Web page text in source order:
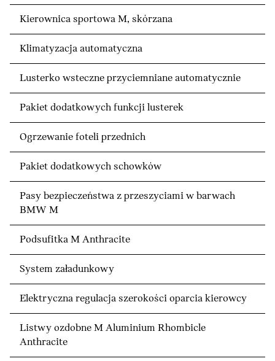
Kierownica sportowa M, skórzana
Klimatyzacja automatyczna
Lusterko wsteczne przyciemniane automatycznie
Pakiet dodatkowych funkcji lusterek
Ogrzewanie foteli przednich
Pakiet dodatkowych schowków
Pasy bezpieczeństwa z przeszyciami w barwach
BMW M
Podsufitka M Anthracite
System załadunkowy
Elektryczna regulacja szerokości oparcia kierowcy
Listwy ozdobne M Aluminium Rhombicle
Anthracite